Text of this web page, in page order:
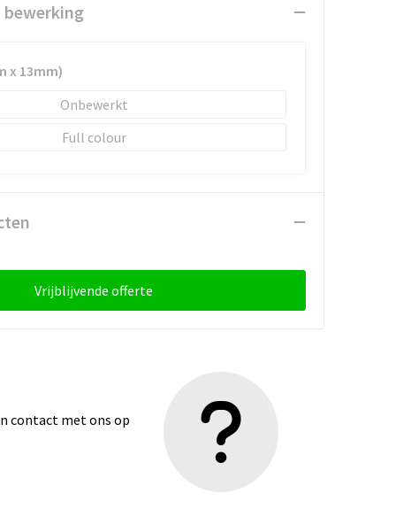
bewerking
x 13mm)
Onbewerkt
Full colour
Vrijblijvende offerte
contact met ons op